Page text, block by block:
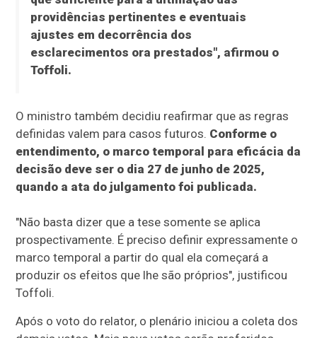
providências pertinentes e eventuais
ajustes em decorrência dos
esclarecimentos ora prestados", afirmou o
Toffoli.
O ministro também decidiu reafirmar que as regras
definidas valem para casos futuros. Conforme o
entendimento, o marco temporal para eficácia da
decisão deve ser o dia 27 de junho de 2025,
quando a ata do julgamento foi publicada.
"Não basta dizer que a tese somente se aplica
prospectivamente. É preciso definir expressamente o
marco temporal a partir do qual ela começará a
produzir os efeitos que lhe são próprios", justificou
Toffoli.
Após o voto do relator, o plenário iniciou a coleta dos